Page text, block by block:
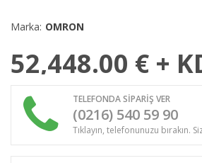
Marka: OMRON
52,448.00 € +
TELEFONDA SİPARİŞ VER
(0216) 540 59 90
Tıklayın, telefonunuzu bırakın.